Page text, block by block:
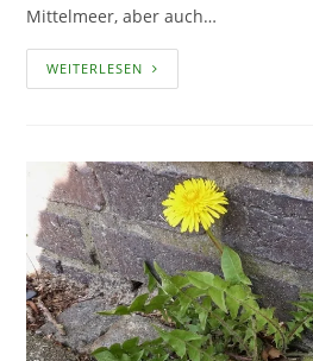
Mittelmeer, aber auch…
WEITERLESEN ROSMARIN
RICHTIG